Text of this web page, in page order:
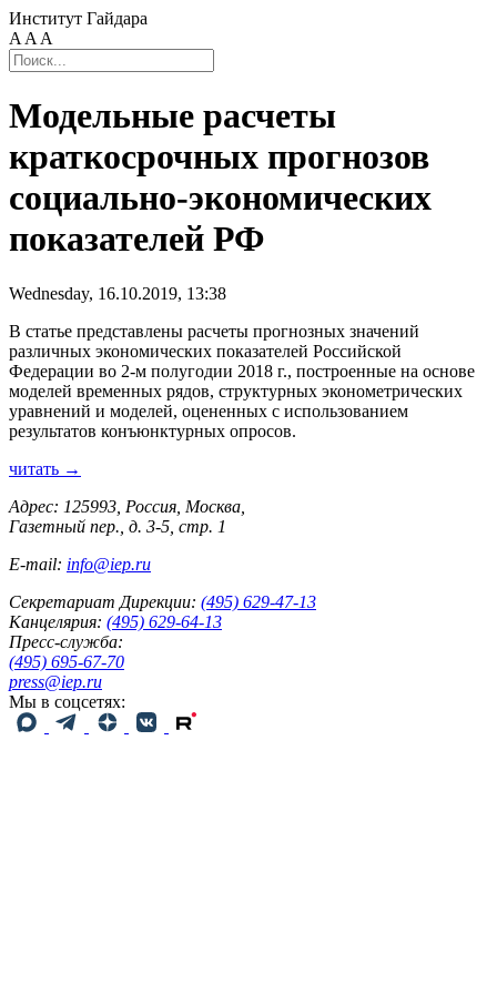
Институт Гайдара
A A A
Модельные расчеты
краткосрочных прогнозов
социально-экономических
показателей РФ
Wednesday, 16.10.2019, 13:38
В статье представлены расчеты прогнозных значений
различных экономических показателей Российской
Федерации во 2-м полугодии 2018 г., построенные на основе
моделей временных рядов, структурных эконометрических
уравнений и моделей, оцененных с использованием
результатов конъюнктурных опросов.
читать →
Адрес: 125993, Россия, Москва,
Газетный пер., д. 3-5, стр. 1
E-mail: info@iep.ru
Секретариат Дирекции: (495) 629-47-13
Канцелярия: (495) 629-64-13
Пресс-служба:
(495) 695-67-70
press@iep.ru
Мы в соцсетях: